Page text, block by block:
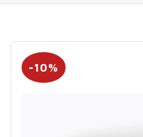
-10%